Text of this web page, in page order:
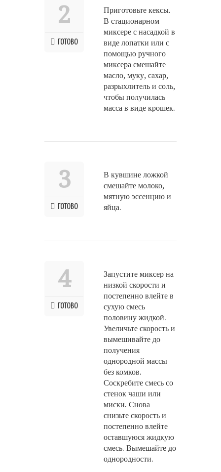
2
ГОТОВО
Приготовьте кексы.
В стационарном
миксере с насадкой в
виде лопатки или с
помощью ручного
миксера смешайте
масло, муку, сахар,
разрыхлитель и соль,
чтобы получилась
масса в виде крошек.
3
ГОТОВО
В кувшине ложкой
смешайте молоко,
мятную эссенцию и
яйца.
4
ГОТОВО
Запустите миксер на
низкой скорости и
постепенно влейте в
сухую смесь
половину жидкой.
Увеличьте скорость и
вымешивайте до
получения
однородной массы
без комков.
Соскребите смесь со
стенок чаши или
миски. Снова
снизьте скорость и
постепенно влейте
оставшуюся жидкую
смесь. Вымешайте до
однородности.